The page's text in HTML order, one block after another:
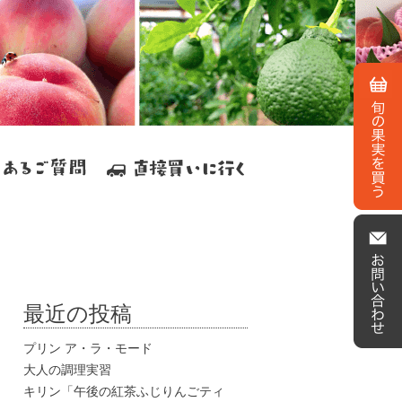
最近の投稿
プリン ア・ラ・モード
大人の調理実習
キリン「午後の紅茶ふじりんごティ